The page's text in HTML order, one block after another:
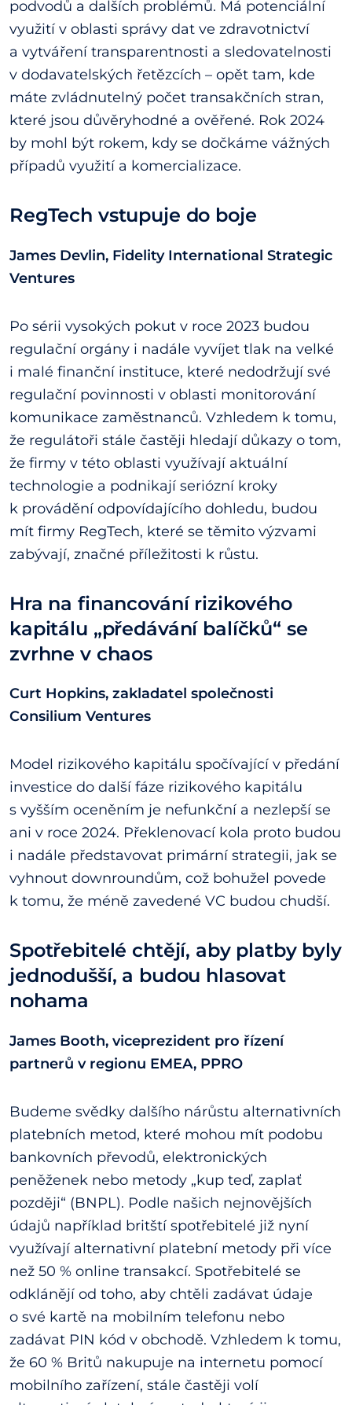
podvodů a dalších problémů. Má potenciální
využití v oblasti správy dat ve zdravotnictví
a vytváření transparentnosti a sledovatelnosti
v dodavatelských řetězcích – opět tam, kde
máte zvládnutelný počet transakčních stran,
které jsou důvěryhodné a ověřené. Rok 2024
by mohl být rokem, kdy se dočkáme vážných
případů využití a komercializace.
RegTech vstupuje do boje
James Devlin, Fidelity International Strategic
Ventures
Po sérii vysokých pokut v roce 2023 budou
regulační orgány i nadále vyvíjet tlak na velké
i malé finanční instituce, které nedodržují své
regulační povinnosti v oblasti monitorování
komunikace zaměstnanců. Vzhledem k tomu,
že regulátoři stále častěji hledají důkazy o tom,
že firmy v této oblasti využívají aktuální
technologie a podnikají seriózní kroky
k provádění odpovídajícího dohledu, budou
mít firmy RegTech, které se těmito výzvami
zabývají, značné příležitosti k růstu.
Hra na financování rizikového
kapitálu „předávání balíčků“ se
zvrhne v chaos
Curt Hopkins, zakladatel společnosti
Consilium Ventures
Model rizikového kapitálu spočívající v předání
investice do další fáze rizikového kapitálu
s vyšším oceněním je nefunkční a nezlepší se
ani v roce 2024. Překlenovací kola proto budou
i nadále představovat primární strategii, jak se
vyhnout downroundům, což bohužel povede
k tomu, že méně zavedené VC budou chudší.
Spotřebitelé chtějí, aby platby byly
jednodušší, a budou hlasovat
nohama
James Booth, viceprezident pro řízení
partnerů v regionu EMEA, PPRO
Budeme svědky dalšího nárůstu alternativních
platebních metod, které mohou mít podobu
bankovních převodů, elektronických
peněženek nebo metody „kup teď, zaplať
později“ (BNPL). Podle našich nejnovějších
údajů například britští spotřebitelé již nyní
využívají alternativní platební metody při více
než 50 % online transakcí. Spotřebitelé se
odklánějí od toho, aby chtěli zadávat údaje
o své kartě na mobilním telefonu nebo
zadávat PIN kód v obchodě. Vzhledem k tomu,
že 60 % Britů nakupuje na internetu pomocí
mobilního zařízení, stále častěji volí